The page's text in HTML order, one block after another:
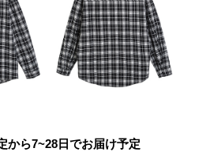
から7~28日でお届け予定